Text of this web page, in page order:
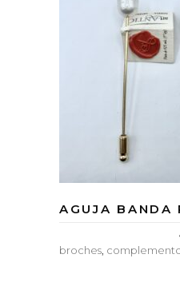
AGUJA BANDA
broches,